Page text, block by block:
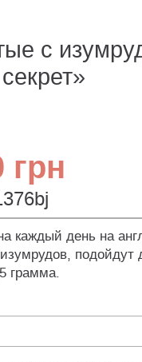
с
грн
каждый день на
подойдут
грамма.